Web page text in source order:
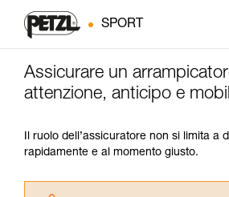
SPORT
Assicurare un
attenzione, anticipo e
Il ruolo dell’assicuratore non si limita a
rapidamente e al momento giusto.